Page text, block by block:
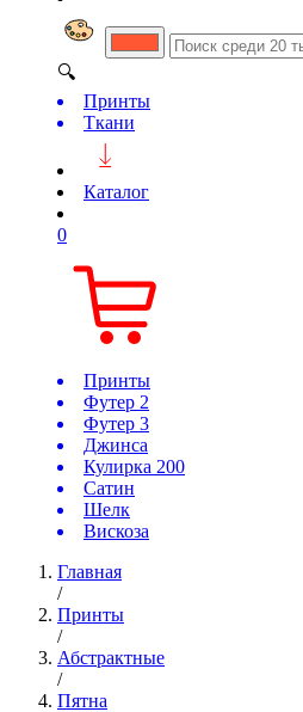
🔍
Принты
Ткани
Каталог
0
Принты
Футер 2
Футер 3
Джинса
Кулирка 200
Сатин
Шелк
Вискоза
Главная
/
Принты
/
Абстрактные
/
Пятна